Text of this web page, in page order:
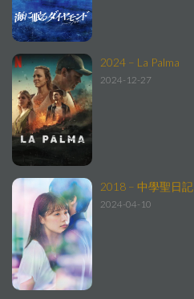
2024 – La Palma
2024-12-27
2018 – 中學聖日記
2024-04-10